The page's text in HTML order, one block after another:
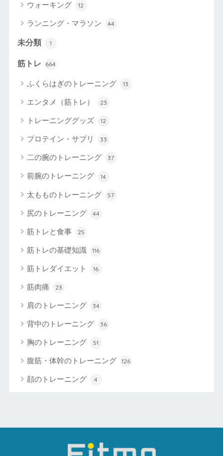
ウォーキング 12
ランニング・マラソン 44
未分類 1
筋トレ 664
ふくらはぎのトレーニング 13
エンタメ（筋トレ） 23
トレーニンググッズ 12
プロテイン・サプリ 33
二の腕のトレーニング 37
前腕のトレーニング 14
太もものトレーニング 57
尻のトレーニング 44
筋トレと食事 25
筋トレの基礎知識 116
筋トレダイエット 16
筋肉痛 23
肩のトレーニング 34
背中のトレーニング 36
胸のトレーニング 51
腹筋・体幹のトレーニング 126
顔のトレーニング 4